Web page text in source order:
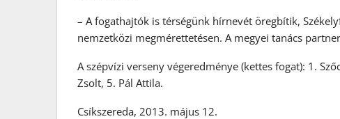
– A fogathajtók is térségünk hírnevét öregbítik,
nemzetközi megmérettetésen. A megyei tanács
A szépvízi verseny végeredménye (kettes fogat): 1.
Zsolt, 5. Pál Attila.
Csíkszereda, 2013. május 12.